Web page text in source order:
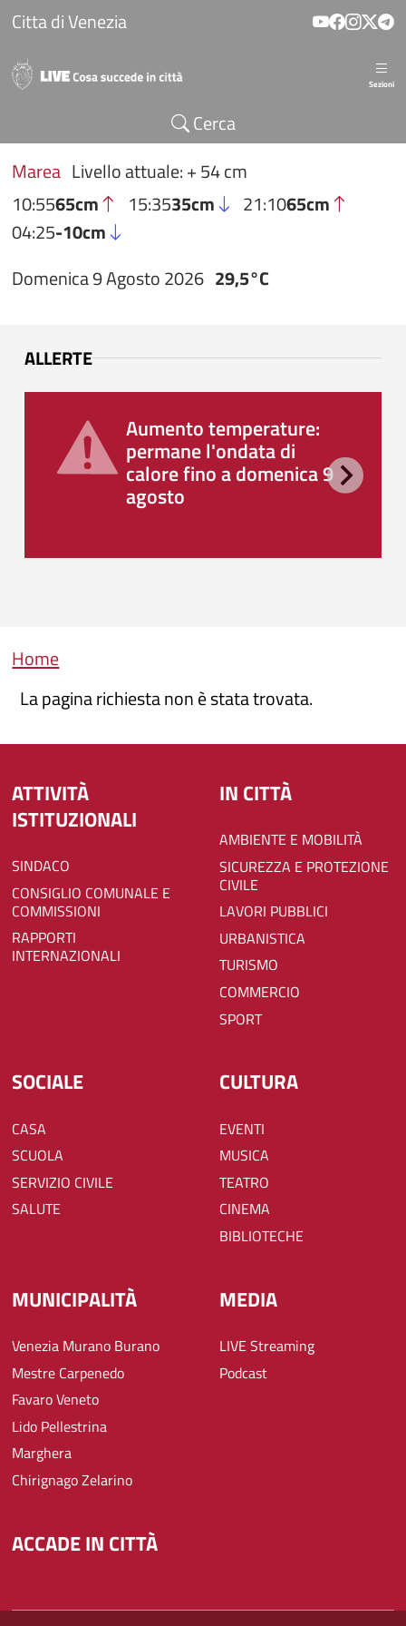
Salta al contenuto principale
Citta di Venezia
Sezioni
Cerca
Marea Livello attuale: + 54 cm
10:5565cm 15:3535cm 21:1065cm
04:25-10cm
Domenica 9 Agosto 2026 29,5°C
ALLERTE
Aumento temperature:
permane l'ondata di
calore fino a domenica 9
agosto
Briciole di pane
Home
La pagina richiesta non è stata trovata.
ATTIVITÀ
ISTITUZIONALI
SINDACO
CONSIGLIO COMUNALE E
COMMISSIONI
RAPPORTI
INTERNAZIONALI
IN CITTÀ
AMBIENTE E MOBILITÀ
SICUREZZA E PROTEZIONE
CIVILE
LAVORI PUBBLICI
URBANISTICA
TURISMO
COMMERCIO
SPORT
SOCIALE
CASA
SCUOLA
SERVIZIO CIVILE
SALUTE
CULTURA
EVENTI
MUSICA
TEATRO
CINEMA
BIBLIOTECHE
MUNICIPALITÀ
Venezia Murano Burano
Mestre Carpenedo
Favaro Veneto
Lido Pellestrina
Marghera
Chirignago Zelarino
MEDIA
LIVE Streaming
Podcast
ACCADE IN CITTÀ